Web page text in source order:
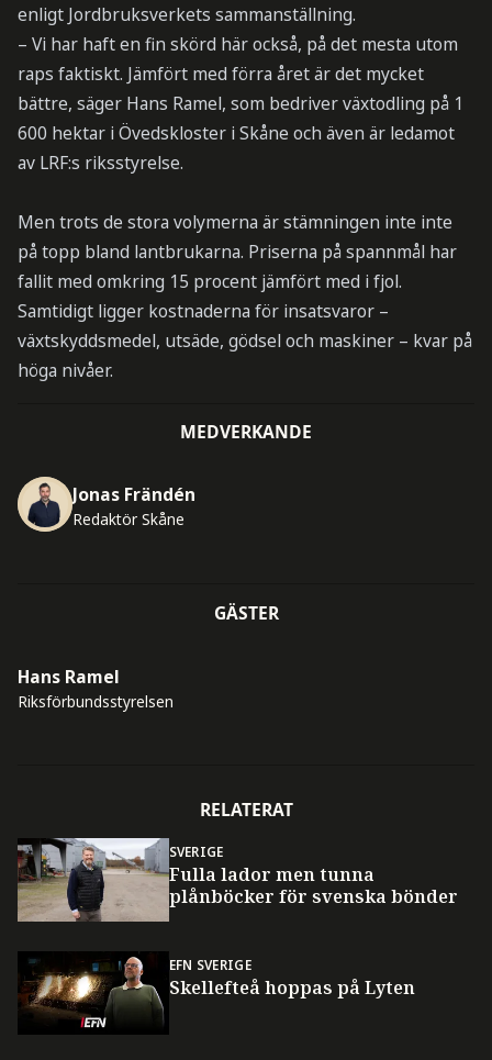
enligt Jordbruksverkets sammanställning.
– Vi har haft en fin skörd här också, på det mesta utom
raps faktiskt. Jämfört med förra året är det mycket
bättre, säger Hans Ramel, som bedriver växtodling på 1
600 hektar i Övedskloster i Skåne och även är ledamot
av LRF:s riksstyrelse.
Men trots de stora volymerna är stämningen inte inte
på topp bland lantbrukarna. Priserna på spannmål har
fallit med omkring 15 procent jämfört med i fjol.
Samtidigt ligger kostnaderna för insatsvaror –
växtskyddsmedel, utsäde, gödsel och maskiner – kvar på
höga nivåer.
MEDVERKANDE
Jonas Frändén
Redaktör Skåne
GÄSTER
Hans Ramel
Riksförbundsstyrelsen
RELATERAT
SVERIGE
Fulla lador men tunna
plånböcker för svenska bönder
EFN SVERIGE
Skellefteå hoppas på Lyten